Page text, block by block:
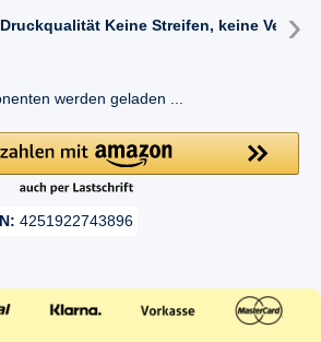
Keine Streifen, keine ›
werden geladen ...
4251922743896